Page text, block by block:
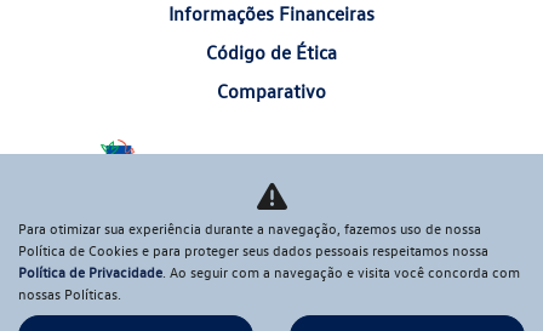
Informações Financeiras
Código de Ética
Comparativo
Desacelere. Seu bem maior é a vida.
Para otimizar sua experiência durante a navegação, fazemos uso de nossa
Política de Cookies e para proteger seus dados pessoais respeitamos nossa
Política de Privacidade. Ao seguir com a navegação e visita você concorda com
nossas Políticas.